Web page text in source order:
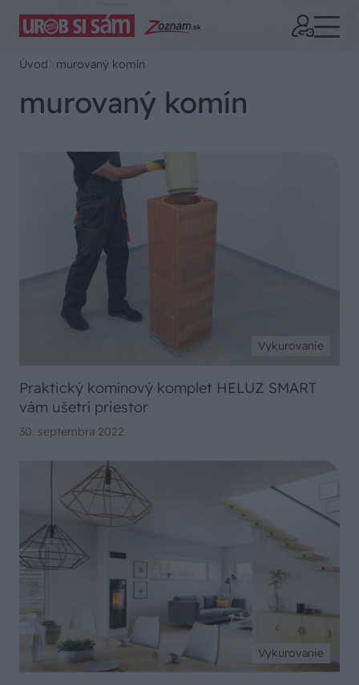
Úvod murovaný komín
murovaný komín
Vykurovanie
Praktický komínový komplet HELUZ SMART
vám ušetrí priestor
30. septembra 2022
Vykurovanie